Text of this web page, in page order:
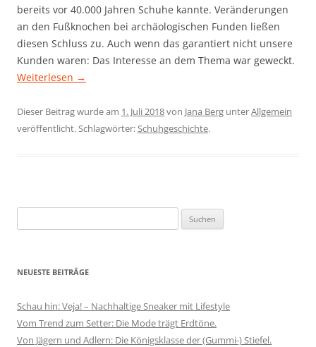
bereits vor 40.000 Jahren Schuhe kannte. Veränderungen
an den Fußknochen bei archäologischen Funden ließen
diesen Schluss zu. Auch wenn das garantiert nicht unsere
Kunden waren: Das Interesse an dem Thema war geweckt.
Weiterlesen →
Dieser Beitrag wurde am 1. Juli 2018von Jana Berg unterAllgemein
veröffentlicht. Schlagwörter:Schuhgeschichte.
nach:
NEUESTE BEITRÄGE
Schau hin: Veja! – Nachhaltige Sneaker mit Lifestyle
Vom Trend zum Setter: Die Mode trägt Erdtöne.
Von Jägern und Adlern: Die Königsklasse der (Gummi-) Stiefel.